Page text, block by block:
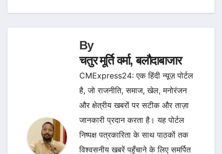
By
चतुर मूर्ति वर्मा, बलौदाबाजार
CMExpress24: एक हिंदी न्यूज़ पोर्टल
है, जो राजनीति, समाज, खेल, मनोरंजन
और क्षेत्रीय खबरों पर सटीक और ताज़ा
जानकारी प्रदान करता है। यह पोर्टल
निष्पक्ष पत्रकारिता के साथ पाठकों तक
विश्वसनीय खबरें पहुँचाने के लिए समर्पित